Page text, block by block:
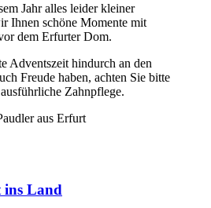
Jahr alles leider kleiner
Ihnen schöne Momente mit
dem Erfurter Dom.
Adventszeit hindurch an den
Freude haben, achten Sie bitte
Zahnpflege.
aus Erfurt
ins Land